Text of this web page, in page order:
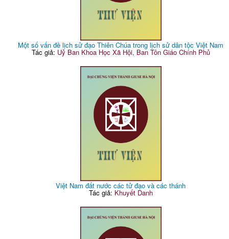
Một số vấn đề lịch sử đạo Thiên Chúa trong lịch sử dân tộc Việt Nam
Tác giả: Uỷ Ban Khoa Học Xã Hội, Ban Tôn Giáo Chính Phủ
Việt Nam đất nước các tử đạo và các thánh
Tác giả: Khuyết Danh